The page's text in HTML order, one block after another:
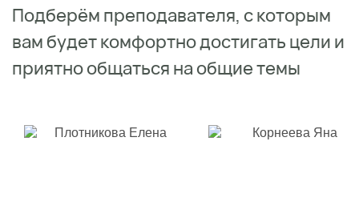
Подберём преподавателя, с которым
вам будет комфортно достигать цели и
приятно общаться на общие темы